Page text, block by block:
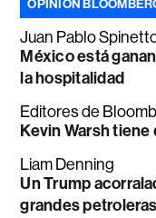
OPINIÓN
Juan Pablo
México está
la hospitalidad
Editores de
Kevin Warsh
Liam Denning
Un Trump
grandes petroleras